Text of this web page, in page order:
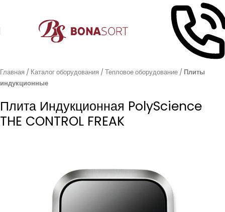
Главная Каталог оборудования Тепловое оборудование
Плиты
индукционные
Плита Индукционная PolyScience
THE CONTROL FREAK